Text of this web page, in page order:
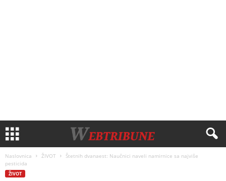
Naslovnica ŽIVOT
Štetnih dvanaest: Naučnici naveli namirnice sa najviše
pesticida
ŽIVOT